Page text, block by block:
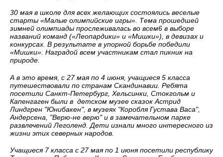
30 мая в школе для всех желающих состоялись веселые
старты «Малые олимпийские игры». Тема прошедшей
зимней олимпиады прослеживалась во всем6 в выборе
названий команд («Леопардики» и «Мишки»), в девизах и
конкурсах. В результате в упорной борьбе победили
«Мишки». Наградой всем участникам стал пикник на
природе.
А в это время, с 27 мая по 4 июня, учащиеся 5 класса
путешествовали по странам Скандинавии. Ребята
посетили Санкт-Петербург, Хельсинки, Стокгольм и
Капенгаген были в детском музее сказок Астрид
Линдгрен "Юнибакен", в музеях "Коробля Густава Васа",
Андерсена, "Верю-не верю" и в замечательном парке
развлечений Леголенд. Дети изнали много интересного из
жизни этих северных народов.
Учащиеся 7 класса с 27 мая по 1 июня посетили республику